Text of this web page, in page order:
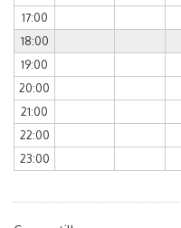
17:00
18:00
19:00
20:00
21:00
22:00
23:00